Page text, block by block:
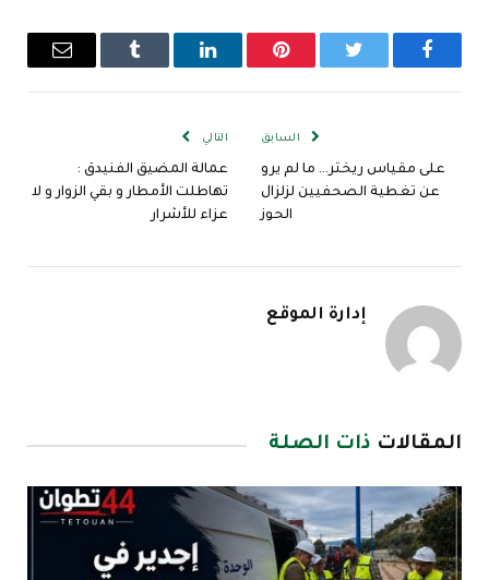
فيسبوك تويتر بينتيريستلينكدإن Tumblr
البريد
السابق
على مقياس ريختر… ما لم يرو
عن تغطية الصحفيين لزلزال
الحوز
التالي
عمالة المضيق الفنيدق :
تهاطلت الأمطار و بقي الزوار و لا
عزاء للأشرار
إدارة الموقع
المقالات ذات الصلة